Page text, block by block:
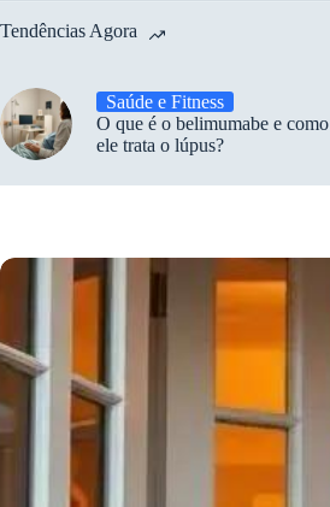
Tendências Agora
Saúde e Fitness
O que é o belimumabe e como
ele trata o lúpus?